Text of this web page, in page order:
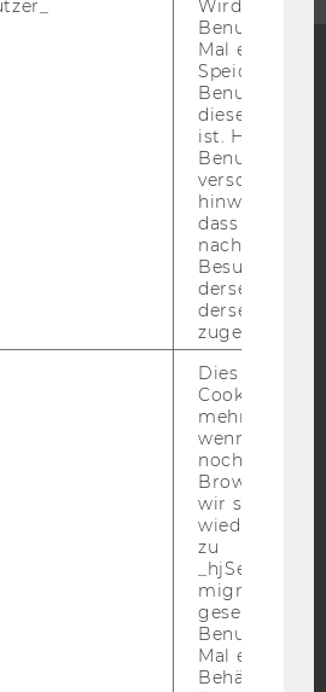
Blog
Bluesky
WEBSEITE
SOCIAL MEDIA
UND STUDIERENDE
Barrierefreiheitserklärung
Wird gesetzt,
Benutzer
Mal eine
Speichert die
Benutzer-ID,
diese Seite
ist. Hotjar
Benutzer
verschiedene
hinweg.Stellt
dass Daten
Besuchen auf
derselben
derselben
zugeordnet
Dies ist ein
Cookie, das
mehr setzen,
wenn ein
noch in
Browser hat,
wir seinen
zu
migrieren.
gesetzt,
Benutzer
Mal eine
Behält die